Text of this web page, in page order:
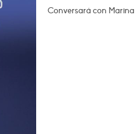
Conversará con